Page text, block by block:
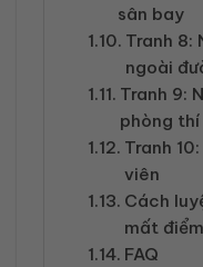
sân bay
Tranh 8:
ngoài
Tranh 9:
phòng thí
Tranh
viên
Cách
mất
FAQ